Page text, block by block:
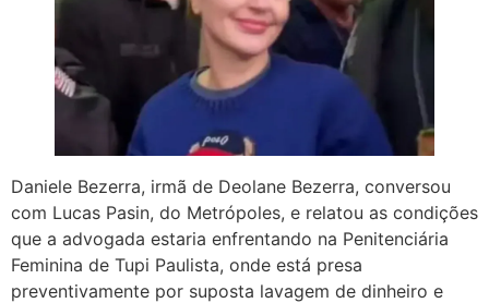
Daniele Bezerra, irmã de Deolane Bezerra, conversou
com Lucas Pasin, do Metrópoles, e relatou as condições
que a advogada estaria enfrentando na Penitenciária
Feminina de Tupi Paulista, onde está presa
preventivamente por suposta lavagem de dinheiro e